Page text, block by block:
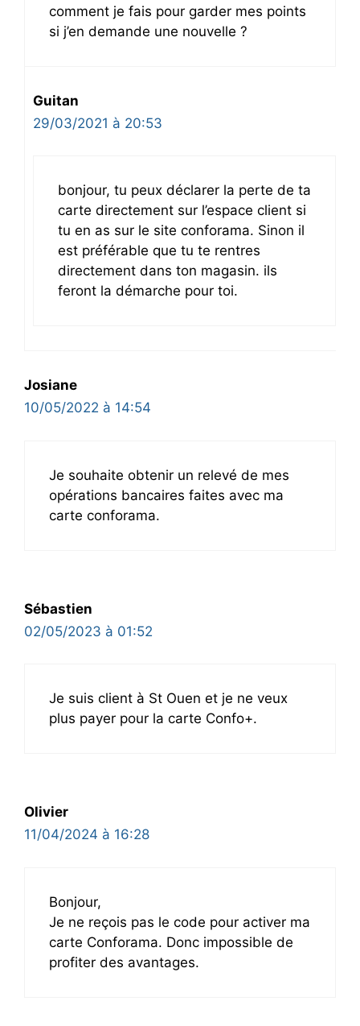
comment je fais pour garder mes points
si j’en demande une nouvelle ?
Guitan
29/03/2021 à 20:53
bonjour, tu peux déclarer la perte de ta
carte directement sur l’espace client si
tu en as sur le site conforama. Sinon il
est préférable que tu te rentres
directement dans ton magasin. ils
feront la démarche pour toi.
Josiane
10/05/2022 à 14:54
Je souhaite obtenir un relevé de mes
opérations bancaires faites avec ma
carte conforama.
Sébastien
02/05/2023 à 01:52
Je suis client à St Ouen et je ne veux
plus payer pour la carte Confo+.
Olivier
11/04/2024 à 16:28
Bonjour,
Je ne reçois pas le code pour activer ma
carte Conforama. Donc impossible de
profiter des avantages.